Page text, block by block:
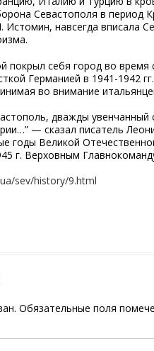
Севастополя в
навсегда вписала
покрыл себя город во
Германией в 1941-1942
во внимание
дважды увенчанный
— сказал писатель
годы Великой
г. Верховным
sev/history/9.html
Обязательные поля